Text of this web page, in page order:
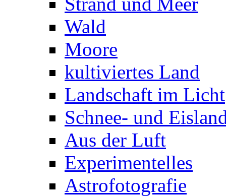
Wald
Moore
kultiviertes Land
Landschaft im Licht
Schnee- und
Aus der Luft
Experimentelles
Astrofotografie